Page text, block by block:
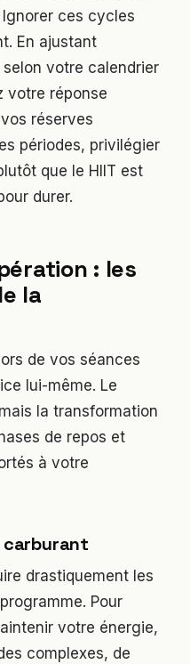
ces cycles
En ajustant
votre calendrier
votre réponse
réserves
périodes, privilégier
que le HIIT est
durer.
: les
la
de vos séances
lui-même. Le
la transformation
de repos et
à votre
carburant
drastiquement les
Pour
votre énergie,
complexes, de